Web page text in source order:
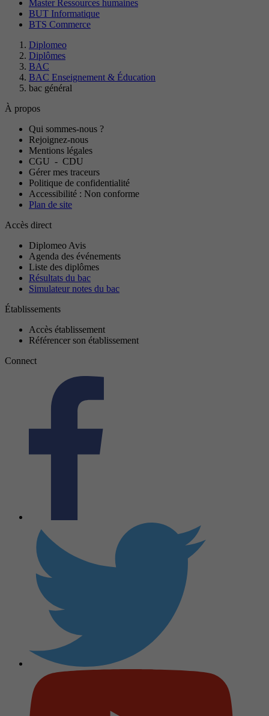
Master Ressources humaines
BUT Informatique
BTS Commerce
Diplomeo
Diplômes
BAC
BAC Enseignement & Éducation
bac général
À propos
Qui sommes-nous ?
Rejoignez-nous
Mentions légales
CGU - CDU
Gérer mes traceurs
Politique de confidentialité
Accessibilité : Non conforme
Plan de site
Accès direct
Diplomeo Avis
Agenda des événements
Liste des diplômes
Résultats du bac
Simulateur notes du bac
Établissements
Accès établissement
Référencer son établissement
Connect